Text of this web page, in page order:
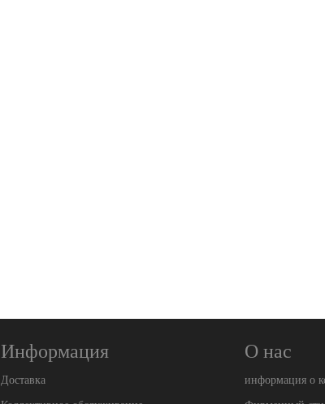
Информация
Доставка
О нас
информация о